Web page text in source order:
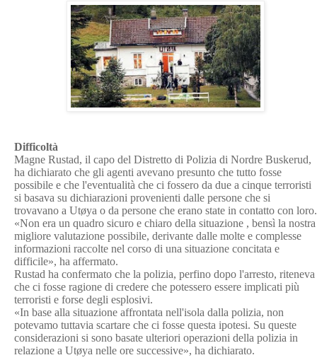
Difficoltà
Magne Rustad, il capo del Distretto di Polizia di Nordre Buskerud,
ha dichiarato che gli agenti avevano presunto che tutto fosse
possibile e che l'eventualità che ci fossero da due a cinque terroristi
si basava su dichiarazioni provenienti dalle persone che si
trovavano a Utøya o da persone che erano state in contatto con loro.
«Non era un quadro sicuro e chiaro della situazione , bensì la nostra
migliore valutazione possibile, derivante dalle molte e complesse
informazioni raccolte nel corso di una situazione concitata e
difficile», ha affermato.
Rustad ha confermato che la polizia, perfino dopo l'arresto, riteneva
che ci fosse ragione di credere che potessero essere implicati più
terroristi e forse degli esplosivi.
«In base alla situazione affrontata nell'isola dalla polizia, non
potevamo tuttavia scartare che ci fosse questa ipotesi. Su queste
considerazioni si sono basate ulteriori operazioni della polizia in
relazione a Utøya nelle ore successive», ha dichiarato.